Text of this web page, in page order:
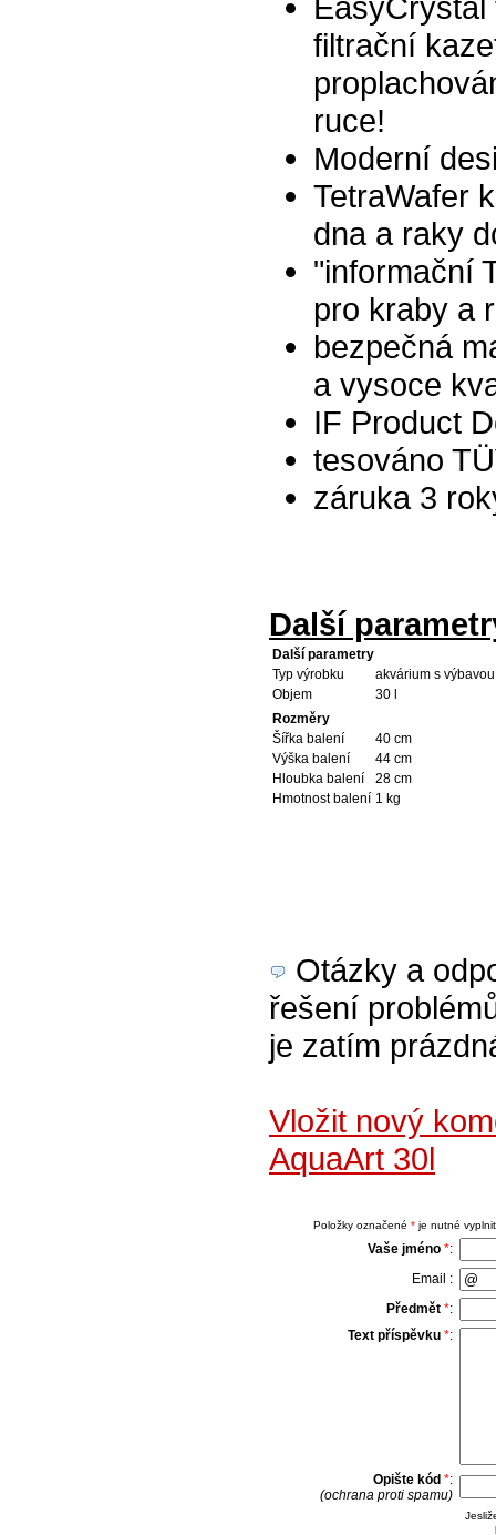
filtrační
ruce!
Moderní
TetraWafer
dna a raky
"informační
pro kraby a
bezpečná
a vysoce
IF Product
tesováno
záruka 3
Další
Další parametry
Typ výrobku
akvárium s
Objem
30 l
Rozměry
Šířka balení
40 cm
Výška balení
44 cm
Hloubka balení
28 cm
Hmotnost balení 1 kg
Otázky a
řešení
je zatím
Vložit nový
AquaArt 30l
Položky označené *je nutné
Vaše jméno *:
Email :
Předmět *:
Text příspěvku *:
Opište kód *:
(ochrana proti spamu)